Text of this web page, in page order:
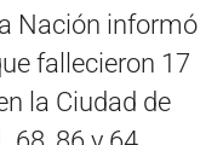
Nación informó
fallecieron 17
la Ciudad de